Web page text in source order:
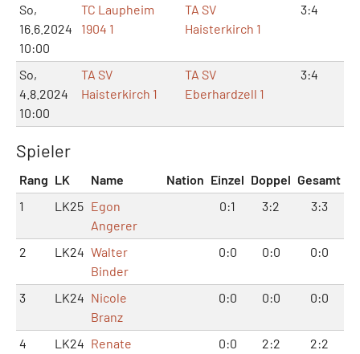
So,
16.6.2024
10:00
TC Laupheim
1904 1
TA SV
Haisterkirch 1
3:4
So,
4.8.2024
10:00
TA SV
Haisterkirch 1
TA SV
Eberhardzell 1
3:4
Spieler
Rang LK Name Nation Einzel Doppel Gesamt
1
LK25 Egon
Angerer
0:1 3:2 3:3
2 LK24 Walter
Binder
0:0 0:0 0:0
3 LK24 Nicole
Branz
0:0 0:0 0:0
4 LK24 Renate
0:0 2:2 2:2